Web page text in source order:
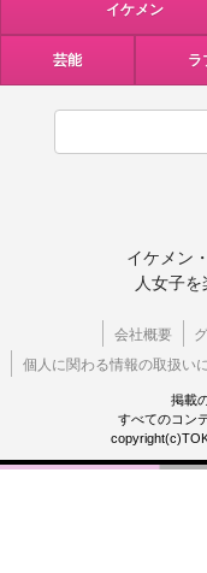
イケメン
芸能 ラ
イケメン
人女子
会社概要
個人に関わる情報の取扱い
掲載
すべてのコン